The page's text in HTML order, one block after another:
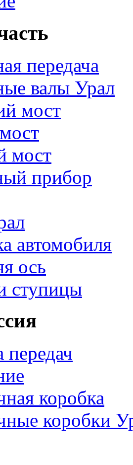
передача
валы Урал
мост
мост
прибор
автомобиля
ось
ступицы
передач
коробка
коробки